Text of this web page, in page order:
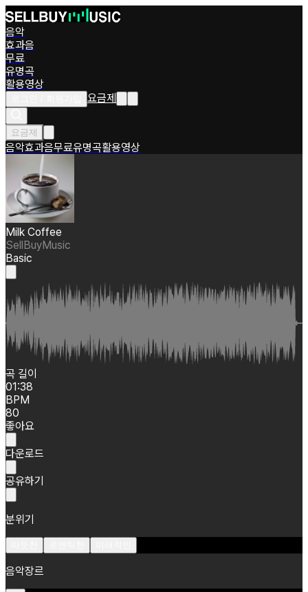
음악
효과음
무료
유명곡
활용영상
요금제
요금제
음악효과음무료유명곡활용영상
Milk Coffee
SellBuyMusic
Basic
곡 길이
01:38
BPM
80
좋아요
다운로드
공유하기
분위기
음악장르